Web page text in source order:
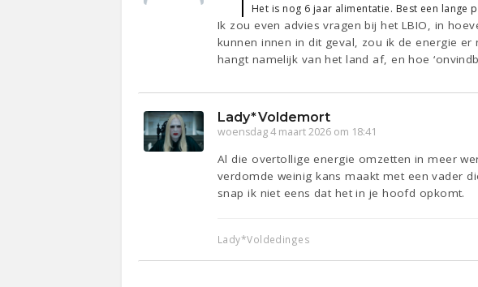
Het is nog 6 jaar alimentatie. Best een lange
Ik zou even advies vragen bij het LBIO, in
kunnen innen in dit geval, zou ik de energie
hangt namelijk van het land af, en hoe
Lady*Voldemort
woensdag 4 maart 2026 om 18:41
Al die overtollige energie omzetten in meer
verdomde weinig kans maakt met een vader
snap ik niet eens dat het in je hoofd opkomt.
Lady*Voldedinges